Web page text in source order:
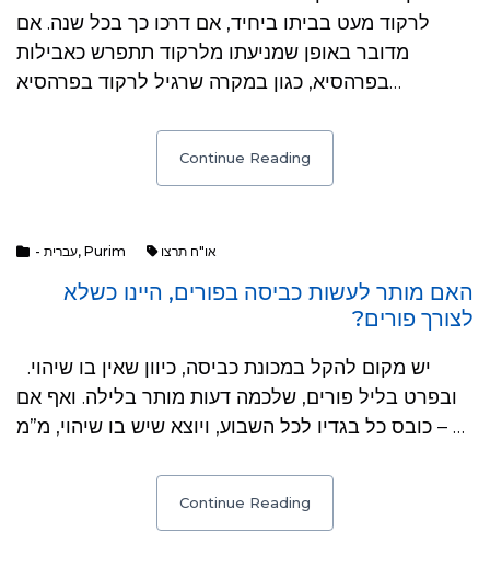
לרקוד מעט בביתו ביחיד, אם דרכו כך בכל שנה. אם
מדובר באופן שמניעתו מלרקוד תתפרש כאבילות
בפרהסיא, כגון במקרה שרגיל לרקוד בפרהסיא…
Continue Reading
- עברית, Purim או"ח תרצו
האם מותר לעשות כביסה בפורים, היינו כשלא
לצורך פורים?
ובפרט בליל פורים, שלכמה דעות מותר בלילה. ואף אם
כובס כל בגדיו לכל השבוע, ויוצא שיש בו שיהוי, מ”מ – …
Continue Reading